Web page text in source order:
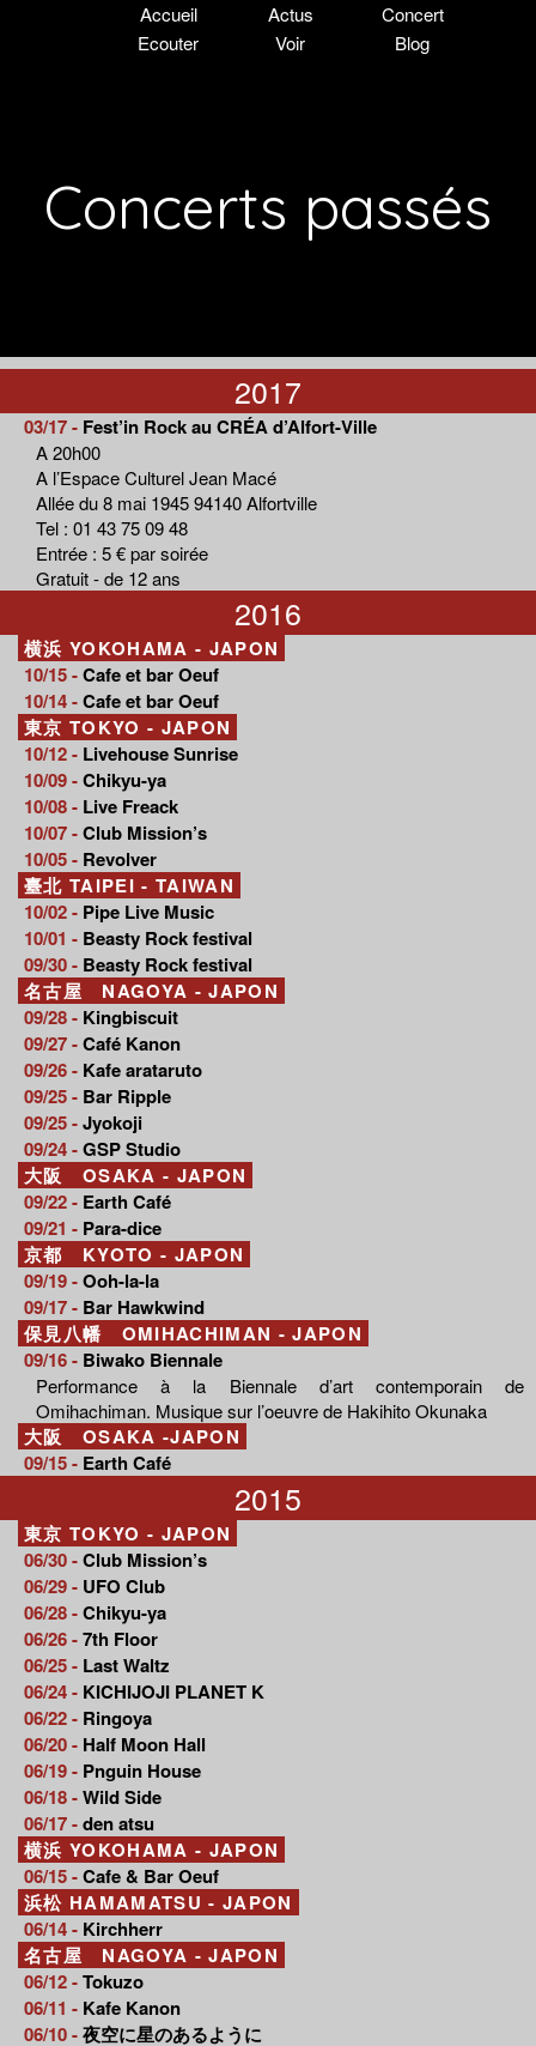
Accueil Actus
Concert
Ecouter
Voir Blog
Concerts passés
2017
03/17 - Fest’in Rock au CRÉA d’Alfort-Ville
A 20h00
A l’Espace Culturel Jean Macé
Allée du 8 mai 1945 94140 Alfortville
Tel : 01 43 75 09 48
Entrée : 5 € par soirée
Gratuit - de 12 ans
2016
横浜 YOKOHAMA - JAPON
10/15 -Cafe et bar Oeuf
10/14 -Cafe et bar Oeuf
東京 TOKYO - JAPON
10/12 - Livehouse Sunrise
10/09 -Chikyu-ya
10/08 - Live Freack
10/07 -Club Mission’s
10/05 - Revolver
臺北 TAIPEI - TAIWAN
10/02 - Pipe Live Music
10/01 - Beasty Rock festival
09/30 - Beasty Rock festival
名古屋 NAGOYA - JAPON
09/28 - Kingbiscuit
09/27 -Café Kanon
09/26 - Kafe arataruto
09/25 - Bar Ripple
09/25 -Jyokoji
09/24 -GSP Studio
大阪 OSAKA - JAPON
09/22 - Earth Café
09/21 - Para-dice
京都 KYOTO - JAPON
09/19 -Ooh-la-la
09/17 - Bar Hawkwind
保見八幡 OMIHACHIMAN - JAPON
09/16 - Biwako Biennale
Performance à la Biennale d’art contemporain de
Omihachiman. Musique sur l’oeuvre de Hakihito Okunaka
大阪 OSAKA -JAPON
09/15 - Earth Café
2015
東京 TOKYO - JAPON
06/30 -Club Mission’s
06/29 - UFO Club
06/28 -Chikyu-ya
06/26 -7th Floor
06/25 - Last Waltz
06/24 - KICHIJOJI PLANET K
06/22 - Ringoya
06/20 - Half Moon Hall
06/19 - Pnguin House
06/18 -Wild Side
06/17 -den atsu
横浜 YOKOHAMA - JAPON
06/15 -Cafe & Bar Oeuf
浜松 HAMAMATSU - JAPON
06/14 - Kirchherr
名古屋 NAGOYA - JAPON
06/12 -Tokuzo
06/11 - Kafe Kanon
06/10 -夜空に星のあるように